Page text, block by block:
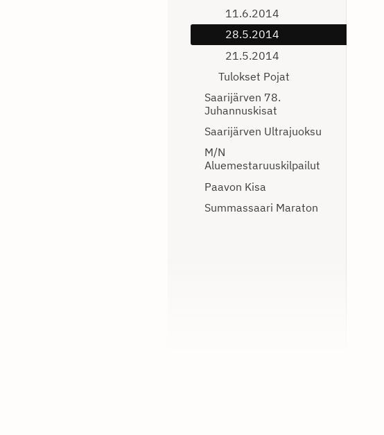
11.6.2014
28.5.2014
21.5.2014
Tulokset Pojat
Saarijärven 78.
Juhannuskisat
Saarijärven Ultrajuoksu
M/N
Aluemestaruuskilpailut
Paavon Kisa
Summassaari Maraton